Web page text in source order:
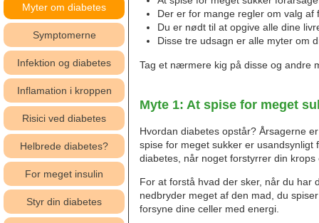
Myter om diabetes
Symptomerne
Infektion og diabetes
Inflamation i kroppen
Risici ved diabetes
Helbrede diabetes?
For meget insulin
Styr din diabetes
Der er for mange regler om valg
Du er nødt til at opgive alle dine
Disse tre udsagn er alle myter om
Tag et nærmere kig på disse og andre
Myte 1: At spise for meget
Hvordan diabetes opstår? Årsagerne
spise for meget sukker er
diabetes, når noget forstyrrer din
For at forstå hvad der sker, når du har
nedbryder meget af den mad, du
forsyne dine celler med energi.